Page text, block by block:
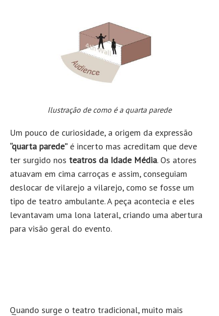
Ilustração de como é a quarta parede
Um pouco de curiosidade, a origem da expressão
“quarta parede”é incerto mas acreditam que deve
ter surgido nos teatros da Idade Média. Os atores
atuavam em cima carroças e assim, conseguiam
deslocar de vilarejo a vilarejo, como se fosse um
tipo de teatro ambulante. A peça acontecia e eles
levantavam uma lona lateral, criando uma abertura
para visão geral do evento.
Quando surge o teatro tradicional, muito mais